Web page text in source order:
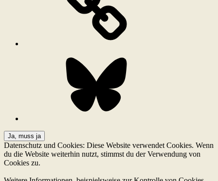
Datenschutz und Cookies: Diese Website verwendet Cookies. Wenn
du die Website weiterhin nutzt, stimmst du der Verwendung von
Cookies zu.